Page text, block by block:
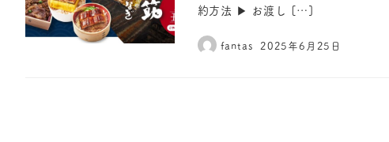
約方法 ▶︎ お渡し […]
fantas 2025年6月25日